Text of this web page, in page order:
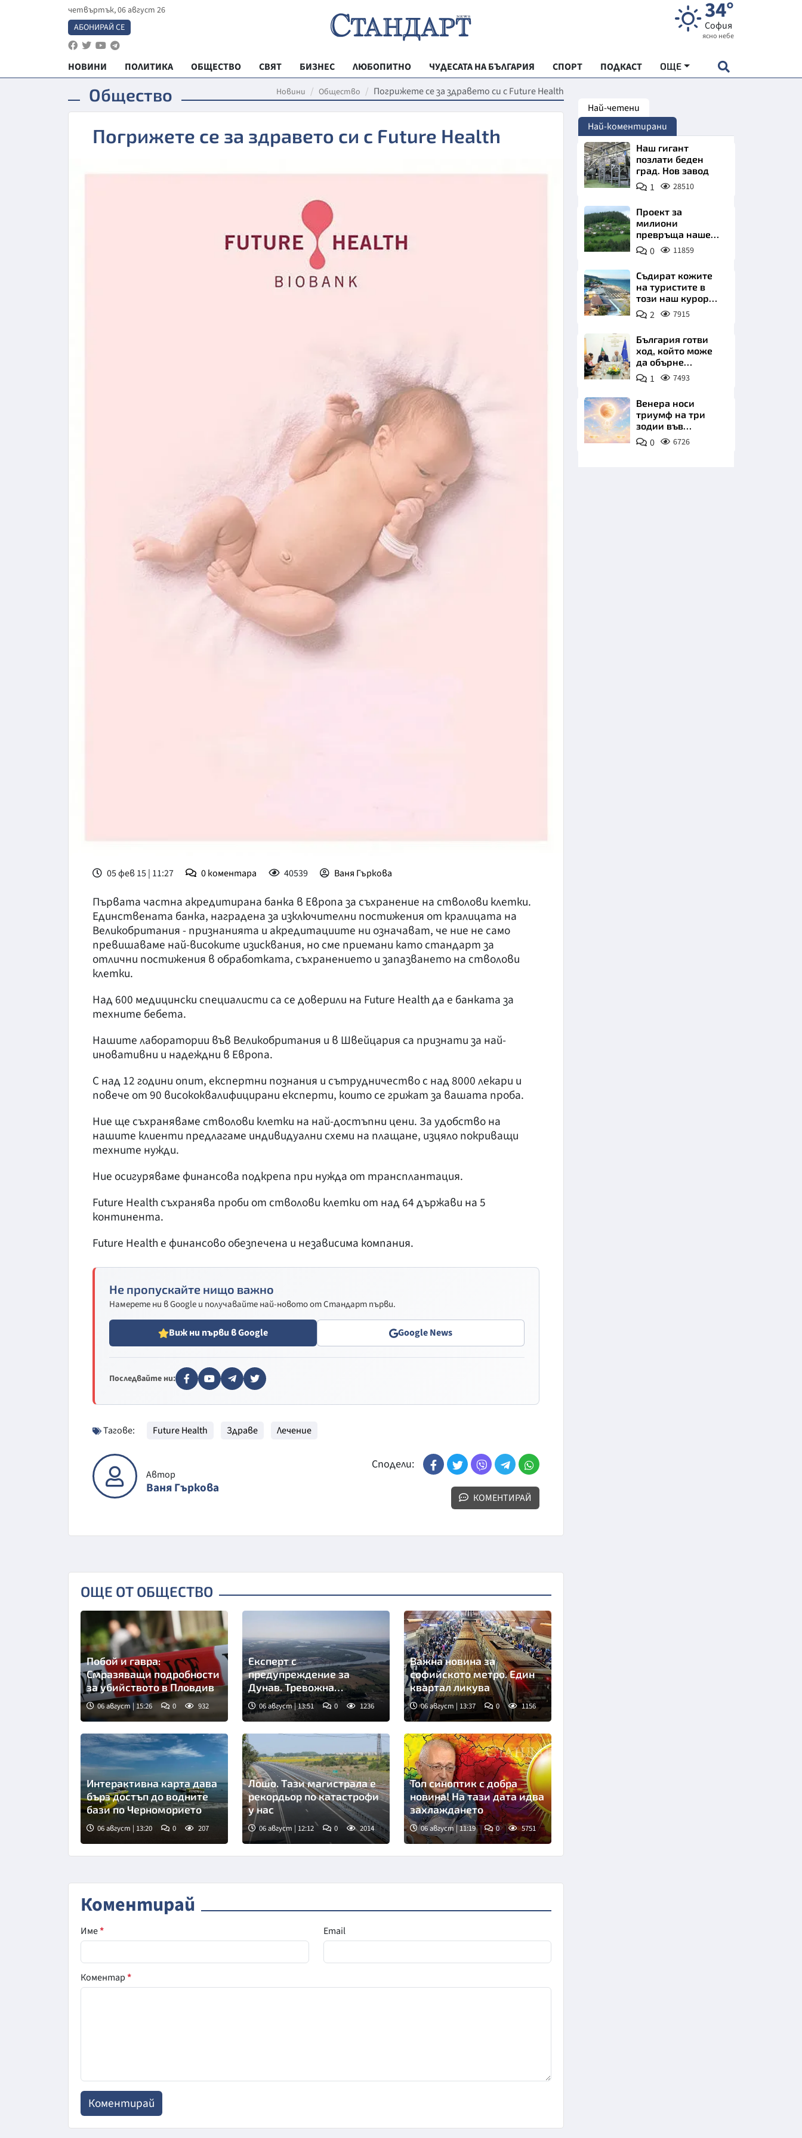
четвъртък, 06 август 26
АБОНИРАЙ СЕ
34°
София
ясно небе
НОВИНИ ПОЛИТИКА ОБЩЕСТВО СВЯТ БИЗНЕС ЛЮБОПИТНО ЧУДЕСАТА НА БЪЛГАРИЯ СПОРТ ПОДКАСТ ОЩЕ
РЕГИОНАЛНИ
ВЕСТНИК СТАНДАРТ
МЛАДЕЖКА АКАДЕМИЯ "ЧУДЕСАТА НА БЪЛГАРИЯ"
ОБРАЗОВАНИЕ
ДА!НА БЪЛГАРСКАТА ХРАНА
ВОЙНАТА В УКРАЙНА
ВРЕМЕТО
Общество Новини Общество Погрижете се за здравето си с Future Health
Погрижете се за здравето си с Future Health
05 фев 15 | 11:27 0коментара 40539 Ваня Гъркова
Първата частна акредитирана банка в Европа за съхранение на стволови клетки.
Единствената банка, наградена за изключителни постижения от кралицата на
Великобритания - признанията и акредитациите ни означават, че ние не само
превишаваме най-високите изисквания, но сме приемани като стандарт за
отлични постижения в обработката, съхранението и запазването на стволови
клетки.
Над 600 медицински специалисти са се доверили на Future Health да е банката за
техните бебета.
Нашите лаборатории във Великобритания и в Швейцария са признати за най-
иновативни и надеждни в Европа.
С над 12 години опит, експертни познания и сътрудничество с над 8000 лекари и
повече от 90 висококвалифицирани експерти, които се грижат за вашата проба.
Ние ще съхраняваме стволови клетки на най-достъпни цени. За удобство на
нашите клиенти предлагаме индивидуални схеми на плащане, изцяло покриващи
техните нужди.
Ние осигуряваме финансова подкрепа при нужда от трансплантация.
Future Health съхранява проби от стволови клетки от над 64 държави на 5
континента.
Future Health е финансово обезпечена и независима компания.
Не пропускайте нищо важно
Намерете ни в Google и получавайте най-новото от Стандарт първи.
Виж ни първи в Google Google News
Последвайте ни:
Тагове: Future Health Здраве Лечение
Автор
Ваня Гъркова
Сподели:
КОМЕНТИРАЙ
ОЩЕ ОТ ОБЩЕСТВО
Побой и гавра:
Смразяващи подробности
за убийството в Пловдив
06 август | 15:26 0 932
Експерт с
предупреждение за
Дунав. Тревожна
тенденция
06 август | 13:51 0 1236
Важна новина за
софийското метро. Един
квартал ликува
06 август | 13:37 0 1156
Интерактивна карта дава
бърз достъп до водните
бази по Черноморието
06 август | 13:20 0 207
Лошо. Тази магистрала е
рекордьор по катастрофи
у нас
06 август | 12:12 0 2014
Топ синоптик с добра
новина! На тази дата идва
захлаждането
06 август | 11:19 0 5751
Коментирай
Име* Email
Коментар*
Най-четени
Най-коментирани
Наш гигант
позлати беден
град. Нов завод
1 28510
Проект за
милиони
превръща наше
село в магнит за
туристи
0 11859
Съдират кожите
на туристите в
този наш курорт.
Шокираща
сметка за обяд на
2 7915
България готви
ход, който може
да обърне
туристическия
сезон
1 7493
Венера носи
триумф на три
зодии във
всичките им
начинания до дни
0 6726